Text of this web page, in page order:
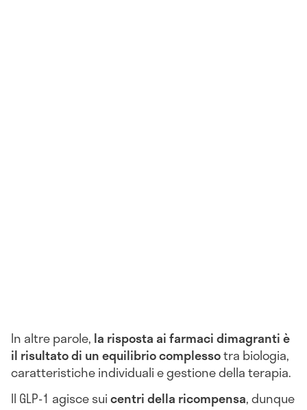
In altre parole, la risposta ai farmaci dimagranti è
il risultato di un equilibrio complessotra biologia,
caratteristiche individuali e gestione della terapia.
Il GLP-1 agisce suicentri della ricompensa, dunque